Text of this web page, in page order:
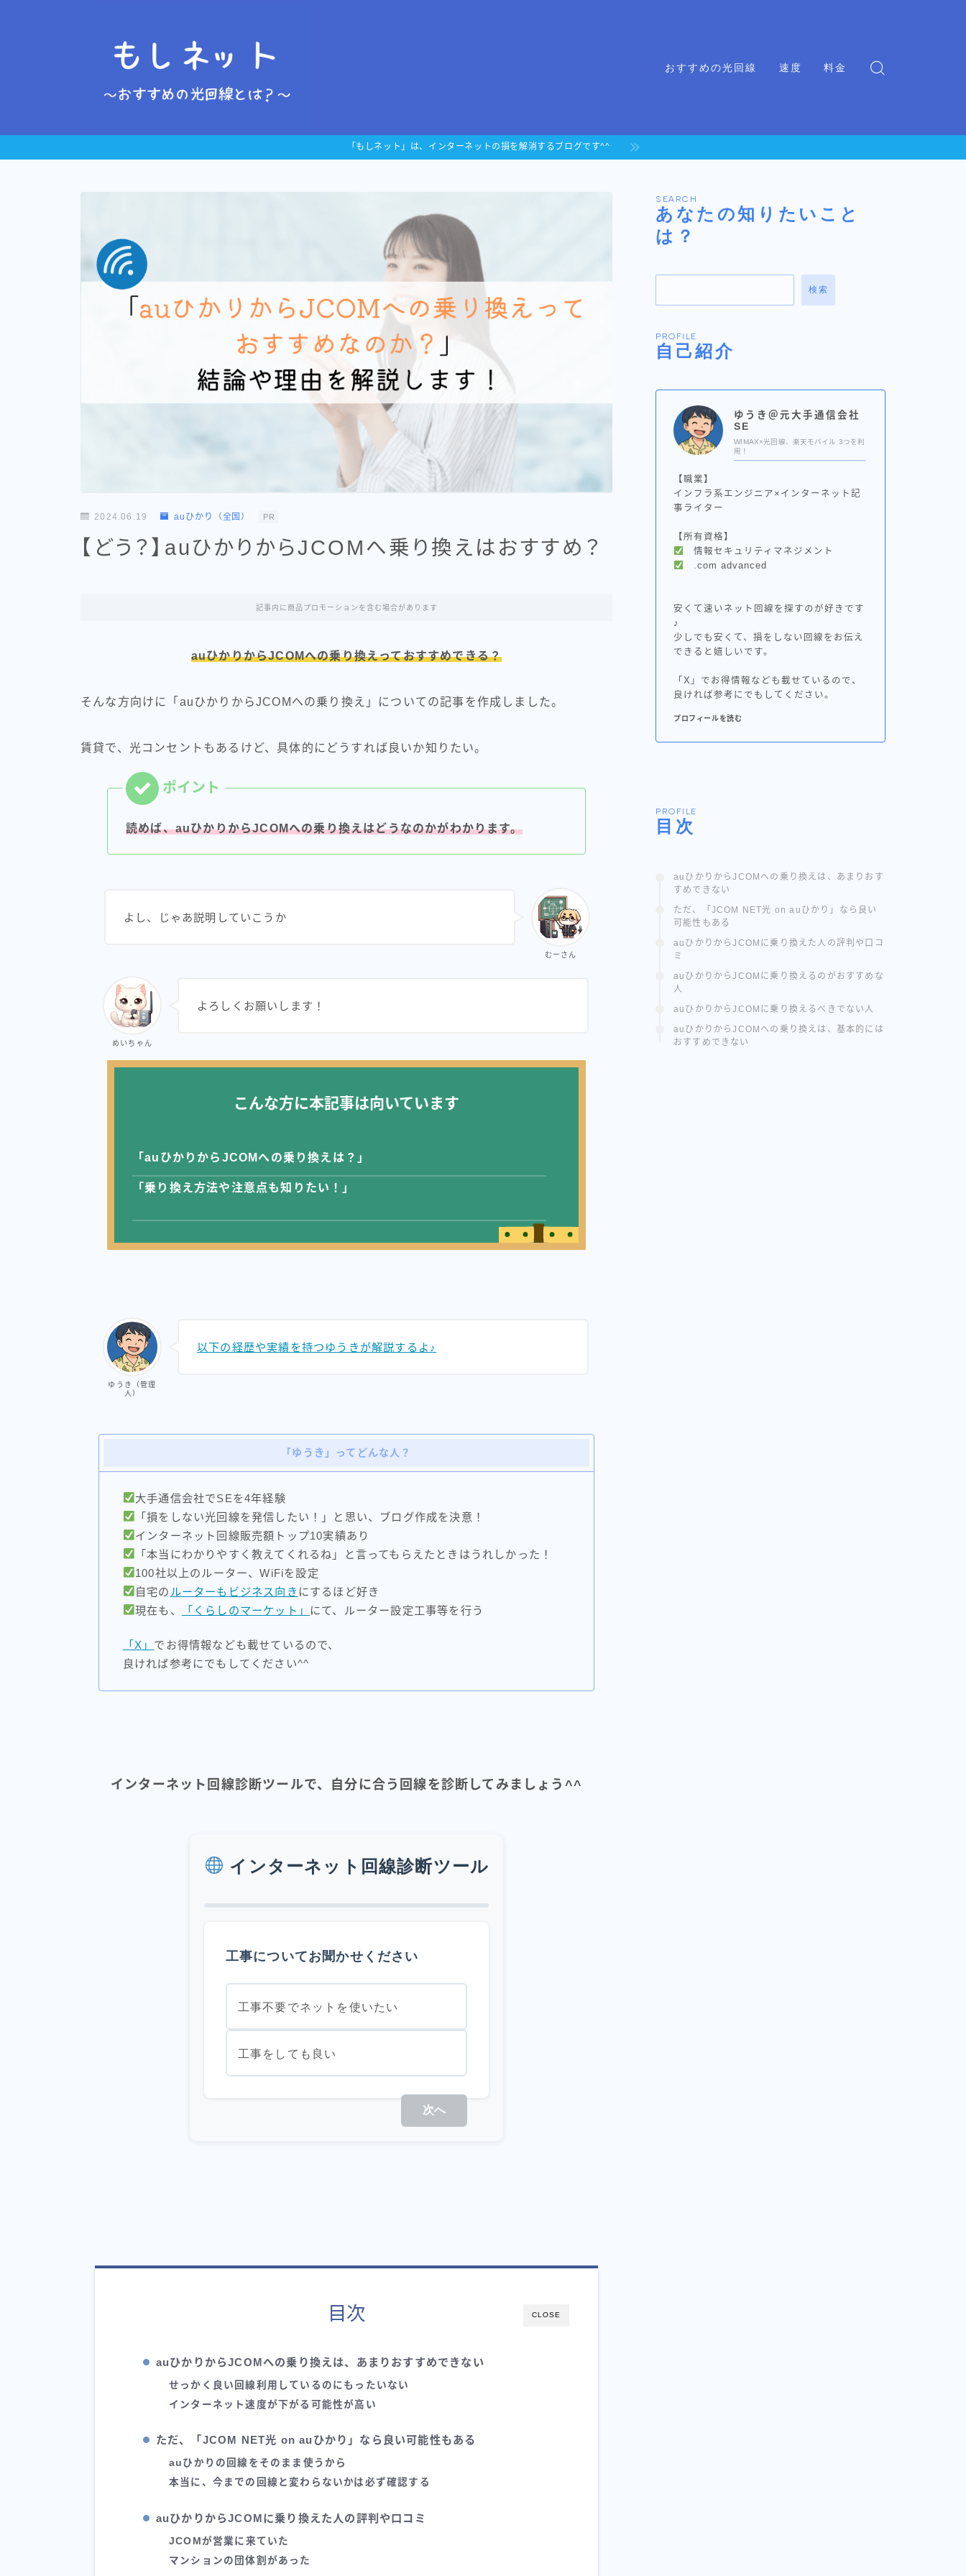
おすすめの光回線 速度 料金
「もしネット」は、インターネットの損を解消するブログです^^
2024.06.19 auひかり（全国） PR
【どう？】auひかりからJCOMへ乗り換えはおすすめ？
記事内に商品プロモーションを含む場合があります
auひかりからJCOMへの乗り換えっておすすめできる？
そんな方向けに「auひかりからJCOMへの乗り換え」についての記事を作成しました。
賃貸で、光コンセントもあるけど、具体的にどうすれば良いか知りたい。
読めば、auひかりからJCOMへの乗り換えはどうなのかがわかります。
むーさん
よし、じゃあ説明していこうか
めいちゃん
よろしくお願いします！
こんな方に本記事は向いています
「auひかりからJCOMへの乗り換えは？」
「乗り換え方法や注意点も知りたい！」
ゆうき（管理
人）
以下の経歴や実績を持つゆうきが解説するよ♪
「ゆうき」ってどんな人？
大手通信会社でSEを4年経験
「損をしない光回線を発信したい！」と思い、ブログ作成を決意！
インターネット回線販売額トップ10実績あり
「本当にわかりやすく教えてくれるね」と言ってもらえたときはうれしかった！
100社以上のルーター、WiFiを設定
自宅の ルーターもビジネス向き にするほど好き
現在も、
「くらしのマーケット」 にて、ルーター設定工事等を行う
「X」 でお得情報なども載せているので、
良ければ参考にでもしてください^^
インターネット回線診断ツールで、自分に合う回線を診断してみましょう^^
インターネット回線診断ツール
工事についてお聞かせください
工事不要でネットを使いたい
工事をしても良い
次へ
CLOSE
目次
auひかりからJCOMへの乗り換えは、あまりおすすめできない
せっかく良い回線利用しているのにもったいない
インターネット速度が下がる可能性が高い
ただ、「JCOM NET光 on auひかり」なら良い可能性もある
auひかりの回線をそのまま使うから
本当に、今までの回線と変わらないかは必ず確認する
auひかりからJCOMに乗り換えた人の評判や口コミ
JCOMが営業に来ていた
マンションの団体割があった
SEARCH
あなたの知りたいこと
は？
検索
PROFILE
自己紹介
ゆうき＠元大手通信会社
SE
WIMAX×光回線、楽天モバイル 3つを利
用！
【職業】
インフラ系エンジニア×インターネット記
事ライター
【所有資格】
情報セキュリティマネジメント
.com advanced
安くて速いネット回線を探すのが好きです
♪
少しでも安くて、損をしない回線をお伝え
できると嬉しいです。
「X」でお得情報なども載せているので、
良ければ参考にでもしてください。
プロフィールを読む
PROFILE
目次
auひかりからJCOMへの乗り換えは、あまりおす
すめできない
ただ、「JCOM NET光 on auひかり」なら良い
可能性もある
auひかりからJCOMに乗り換えた人の評判や口コ
ミ
auひかりからJCOMに乗り換えるのがおすすめな
人
auひかりからJCOMに乗り換えるべきでない人
auひかりからJCOMへの乗り換えは、基本的には
おすすめできない